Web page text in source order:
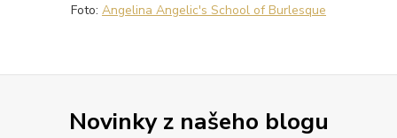
Foto: Angelina Angelic's School of Burlesque
Novinky z našeho blogu